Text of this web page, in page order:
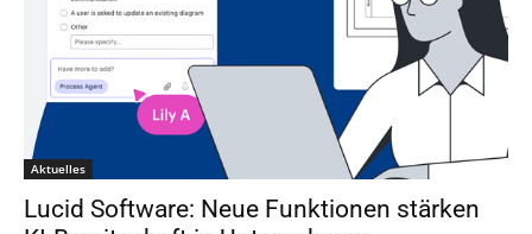
Aktuelles
Lucid Software: Neue Funktionen stärken